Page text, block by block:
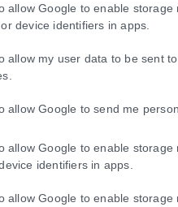
allow Google to enable
device identifiers in apps.
allow my user data to be sent
allow Google to send me
allow Google to enable
identifiers in apps.
allow Google to enable
να διεξαχθεί τον
θρησκευτικό και